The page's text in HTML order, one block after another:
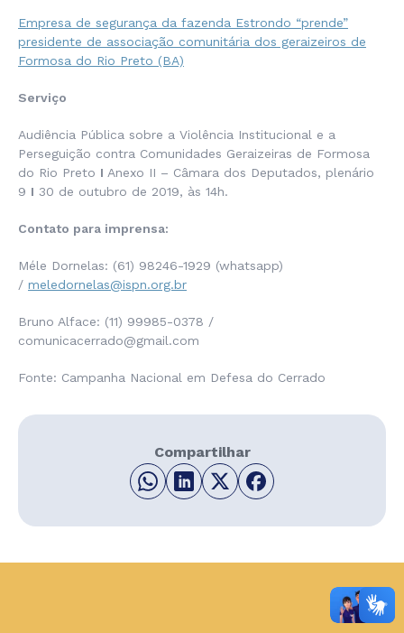
Empresa de segurança da fazenda Estrondo “prende”
presidente de associação comunitária dos geraizeiros de
Formosa do Rio Preto (BA)
Serviço
Audiência Pública sobre a Violência Institucional e a
Perseguição contra Comunidades Geraizeiras de Formosa
do Rio Preto I Anexo II – Câmara dos Deputados, plenário
9 I 30 de outubro de 2019, às 14h.
Contato para imprensa:
Méle Dornelas: (61) 98246-1929 (whatsapp)
/ meledornelas@ispn.org.br
Bruno Alface: (11) 99985-0378 /
comunicacerrado@gmail.com
Fonte: Campanha Nacional em Defesa do Cerrado
Compartilhar